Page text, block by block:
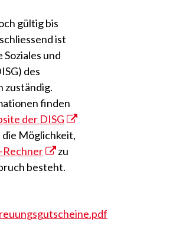
gültig bis
ist
und
des
zuständig.
finden
der DISG
Möglichkeit,
Rechner
zu
besteht.